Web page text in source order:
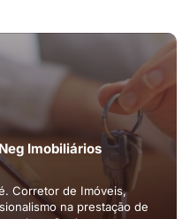
Imobiliários
Corretor de Imóveis,
na prestação de